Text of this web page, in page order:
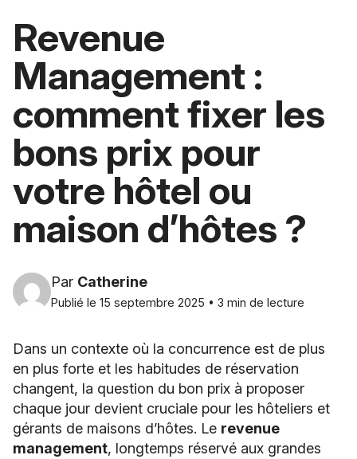
Revenue
Management :
comment fixer les
bons prix pour
votre hôtel ou
maison d’hôtes ?
Par Catherine
Publié le 15 septembre 2025 • 3 min de lecture
Dans un contexte où la concurrence est de plus
en plus forte et les habitudes de réservation
changent, la question du bon prix à proposer
chaque jour devient cruciale pour les hôteliers et
gérants de maisons d’hôtes. Le revenue
management, longtemps réservé aux grandes